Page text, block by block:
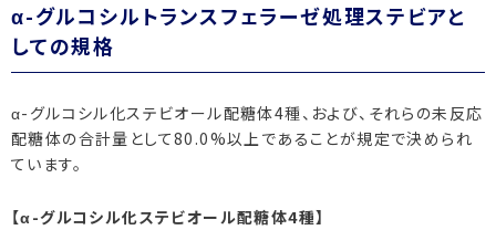
α-グルコシルトランスフェラーゼ処理ステビアと
しての規格
α-グルコシル化ステビオール配糖体4種、および、それらの未反応
配糖体の合計量として80.0%以上であることが規定で決められ
ています。
【α-グルコシル化ステビオール配糖体4種】